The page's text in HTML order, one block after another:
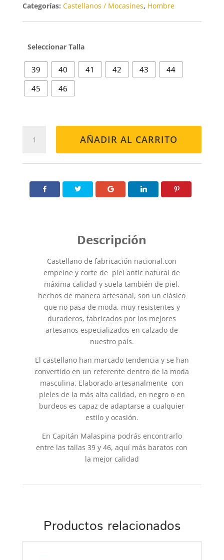
Talla
39 40 41 42 43
44
45
46
cantidad
AÑADIR AL CARRITO
Categorías: Castellanos / Mocasines, Hombre
Castellano de fabricación nacional,con
empeine y corte de piel antic natural de
máxima calidad y suela también de piel,
hechos de manera artesanal, son un clásico
que no pasa de moda, muy resistentes y
duraderos, fabricados por los mejores
artesanos especializados en calzado de
nuestro país.
El castellano han marcado tendencia y se han
convertido en un referente dentro de la moda
masculina. Elaborado artesanalmente con
pieles de la más alta calidad, en negro o en
burdeos es capaz de adaptarse a cualquier
estilo y ocasión.
En Capitán Malaspina podrás encontrarlo
entre las tallas 39 y 46, aquí más baratos con
la mejor calidad
Productos relacionados